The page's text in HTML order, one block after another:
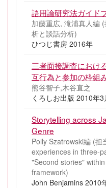
語用論研究法ガイド
加藤重広, 滝浦真人編
析と談話分析)
ひつじ書房 2016年
三者面接調査におけ
互行為と参加の枠組
熊谷智子,木谷直之
くろしお出版 2010年3
Storytelling across
Genre
Polly Szatrowski編 (
experiences in three-
"Second stories"
framework)
John Benjamins 2010